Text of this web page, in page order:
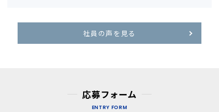
社員の声を見る
応募フォーム
ENTRY FORM